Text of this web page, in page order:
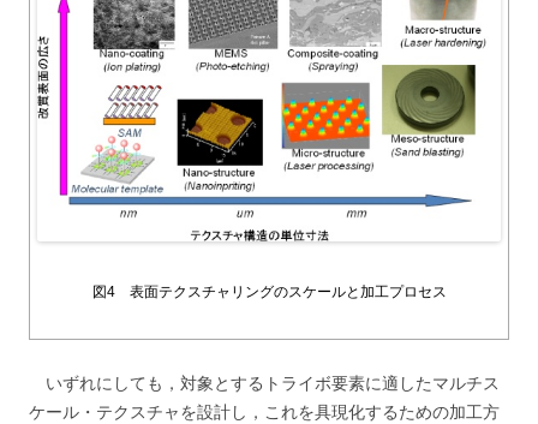
図4 表面テクスチャリングのスケールと加工プロセス
いずれにしても，対象とするトライボ要素に適したマルチス
ケール・テクスチャを設計し，これを具現化するための加工方